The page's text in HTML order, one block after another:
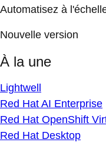
Automatisez à
Nouvelle version
À la une
Lightwell
Red Hat AI Enterprise
Red Hat OpenShift
Red Hat Desktop